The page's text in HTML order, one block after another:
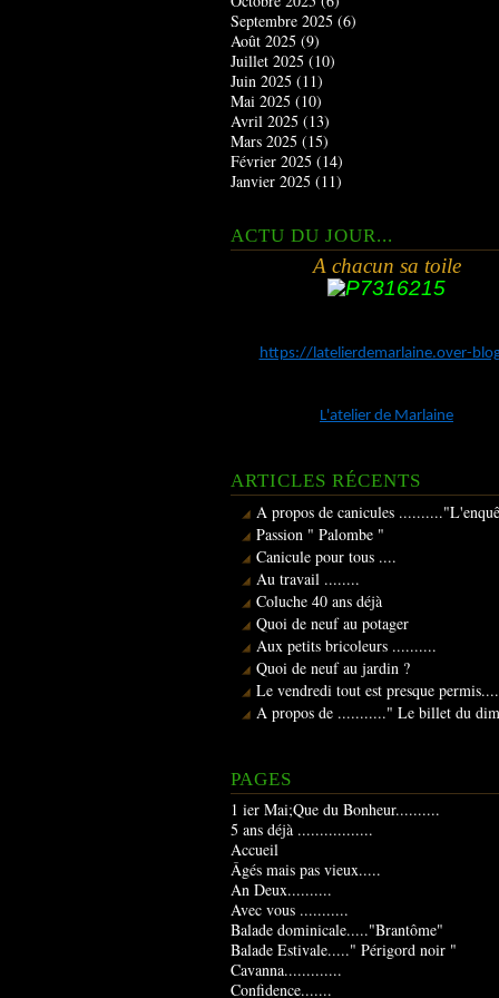
Septembre 2025 (6)
Août 2025 (9)
Juillet 2025 (10)
Juin 2025 (11)
Mai 2025 (10)
Avril 2025 (13)
Mars 2025 (15)
Février 2025 (14)
Janvier 2025 (11)
ACTU DU JOUR...
A chacun sa toile
https://latelierdemarlaine.over-
L'atelier de Marlaine
ARTICLES RÉCENTS
A propos de canicules
Passion " Palombe "
Canicule pour tous ....
Au travail ........
Coluche 40 ans déjà
Quoi de neuf au potager
Aux petits bricoleurs ..........
Quoi de neuf au jardin ?
Le vendredi tout est presque
A propos de ..........." Le billet du
PAGES
1 ier Mai;Que du Bonheur..........
5 ans déjà .................
Accueil
Âgés mais pas vieux.....
An Deux..........
Avec vous ...........
Balade dominicale....."Brantôme"
Balade Estivale....." Périgord noir "
Cavanna.............
Confidence.......